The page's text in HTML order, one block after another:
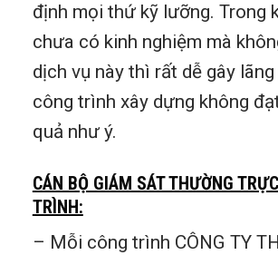
định mọi thứ kỹ lưỡng. Trong
chưa có kinh nghiệm mà
dịch vụ này thì rất dễ gây
công trình xây dựng không
quả như ý.
CÁN BỘ GIÁM SÁT THƯỜNG
TRÌNH:
– Mỗi công trình CÔNG TY